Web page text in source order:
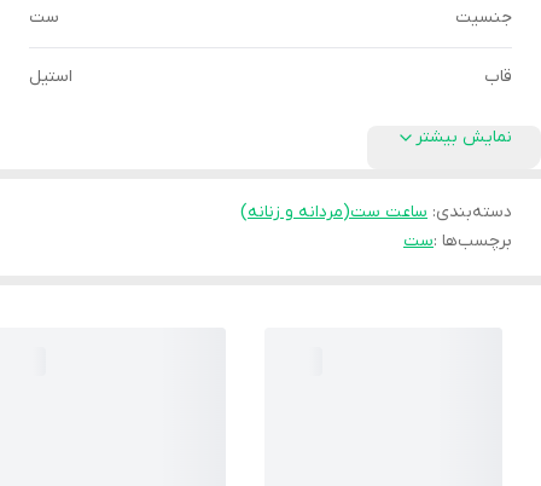
جنسیت ست
قاب استیل
نمایش بیشتر
دسته‌بندی: ساعت ست(مردانه و زنانه)
برچسب‌ها :ست